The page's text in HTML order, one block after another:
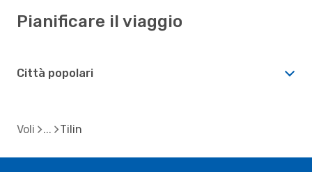
Pianificare il viaggio
Città popolari
Voli Tilin